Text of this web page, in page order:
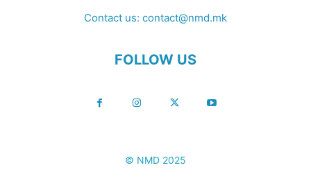
Contact us: contact@nmd.mk
FOLLOW US
© NMD 2025